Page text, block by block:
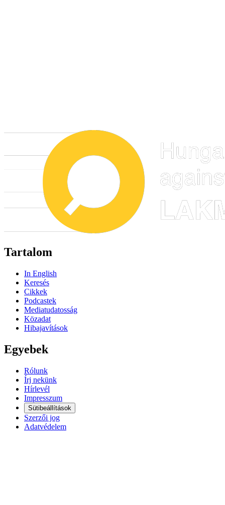
Tartalom
In English
Keresés
Cikkek
Podcastek
Mediatudatosság
Közadat
Hibajavítások
Egyebek
Rólunk
Írj nekünk
Hírlevél
Impresszum
Sütibeállítások
Szerzői jog
Adatvédelem